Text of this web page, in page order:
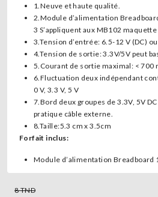
1.Neuve et haute qualité.
2.Module d’alimentation
3 S’appliquent aux MB102 maquette
3.Tension d’entrée: 6.5-12 V (DC)
4.Tension de sortie: 3.3V/5V peut
5.Courant de sortie maximal: < 700
6.Fluctuation deux indépendant
0 V, 3.3 V, 5 V
7.Bord deux groupes de 3.3V, 5V
pratique câble externe.
8.Taille:5.3 cm x 3.5cm
Forfait inclus:
Module d’alimentation Breadboard
8 TND